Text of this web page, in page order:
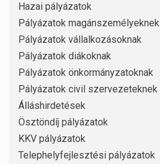
Hazai pályázatok
Pályázatok magánszemélyeknek
Pályázatok vállalkozásoknak
Pályázatok diákoknak
Pályázatok önkormányzatoknak
Pályázatok civil szervezeteknek
Álláshirdetések
Ösztöndíj pályázatok
KKV pályázatok
Telephelyfejlesztési pályázatok